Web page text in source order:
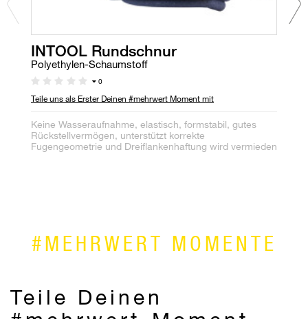
INTOOL Rundschnur
Polyethylen-Schaumstoff
0
Teile uns als Erster Deinen #mehrwert Moment mit
Keine Wasseraufnahme, elastisch, formstabil, gutes
Rückstellvermögen, unterstützt korrekte
Fugengeometrie und Dreiflankenhaftung wird vermieden
#MEHRWERT MOMENTE
Teile Deinen